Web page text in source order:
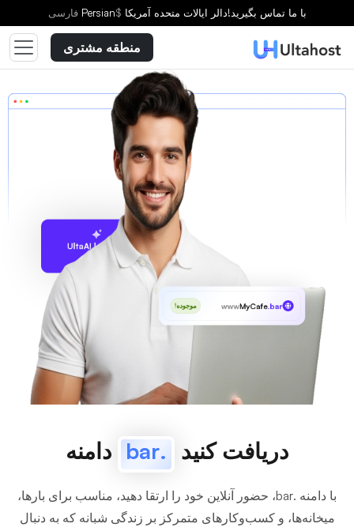
با ما تماس بگیرید!دالر ایالات متحده آمریکا $
Persian فارسى
منطقه مشتری
پیشنهاد با UltaAI
wwwMyCafe.bar موجوده!
دریافت کنید .bar دامنه
با دامنه .bar، حضور آنلاین خود را ارتقا دهید، مناسب برای بارها،
میخانه‌ها، و کسب‌وکارهای متمرکز بر زندگی شبانه که به دنبال